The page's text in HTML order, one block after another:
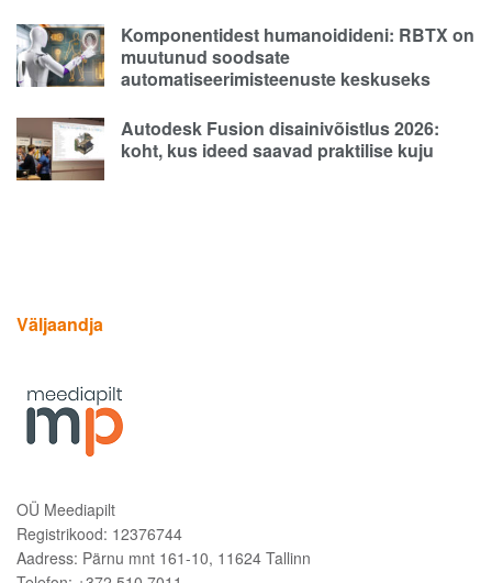
Komponentidest humanoidideni: RBTX on
muutunud soodsate
automatiseerimisteenuste keskuseks
Autodesk Fusion disainivõistlus 2026:
koht, kus ideed saavad praktilise kuju
Väljaandja
OÜ Meediapilt
Registrikood: 12376744
Aadress: Pärnu mnt 161-10, 11624 Tallinn